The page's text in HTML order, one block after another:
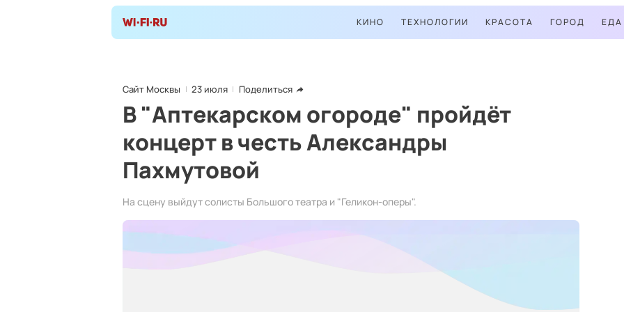
КИНО ТЕХНОЛОГИИ КРАСОТА ГОРОД ЕДА
Сайт Москвы 23 июля Поделиться
В "Аптекарском огороде" пройдёт
концерт в честь Александры
Пахмутовой
На сцену выйдут солисты Большого театра и "Геликон-оперы".